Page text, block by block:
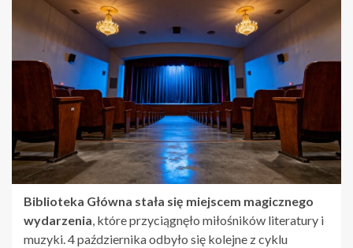
Biblioteka Główna stała się miejscem magicznego
wydarzenia , które przyciągnęło miłośników literatury i
muzyki. 4 października odbyło się kolejne z cyklu